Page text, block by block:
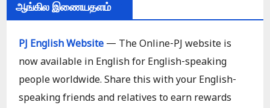
ஆங்கில இணையதளம்
PJ English Website — The Online-PJ website is
now available in English for English-speaking
people worldwide. Share this with your English-
speaking friends and relatives to earn rewards